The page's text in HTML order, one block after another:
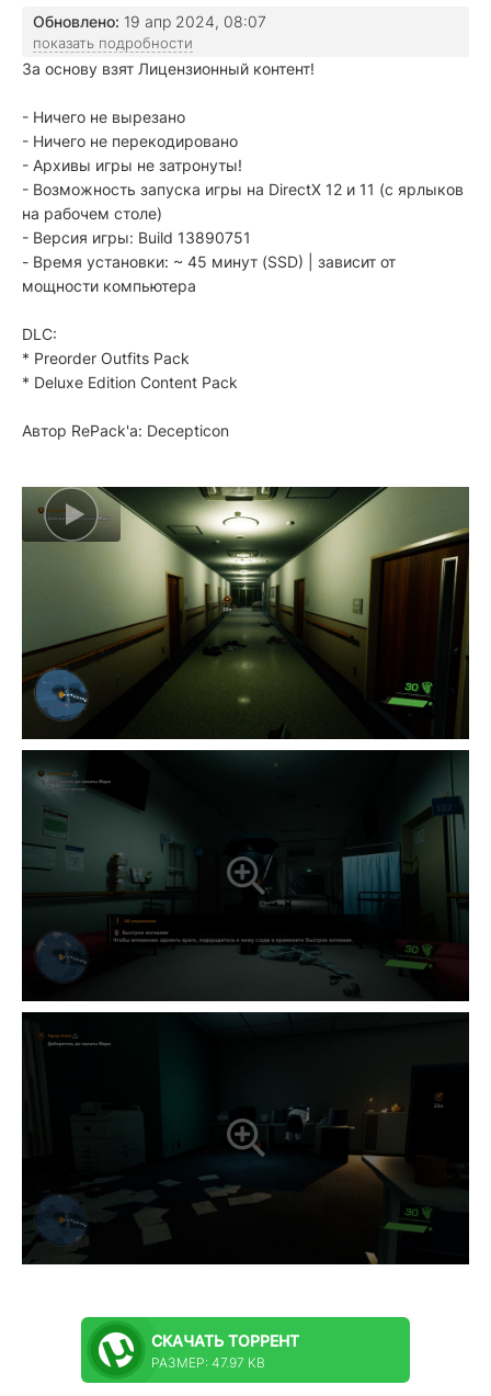
Обновлено: 19 апр 2024, 08:07
показать подробности
За основу взят Лицензионный контент!
- Ничего не вырезано
- Ничего не перекодировано
- Архивы игры не затронуты!
- Возможность запуска игры на DirectX 12 и 11 (с ярлыков
на рабочем столе)
- Версия игры: Build 13890751
- Время установки: ~ 45 минут (SSD) | зависит от
мощности компьютера
DLC:
* Preorder Outfits Pack
* Deluxe Edition Content Pack
Автор RePack'a: Decepticon
СКАЧАТЬ ТОРРЕНТ
РАЗМЕР: 47.97 KB